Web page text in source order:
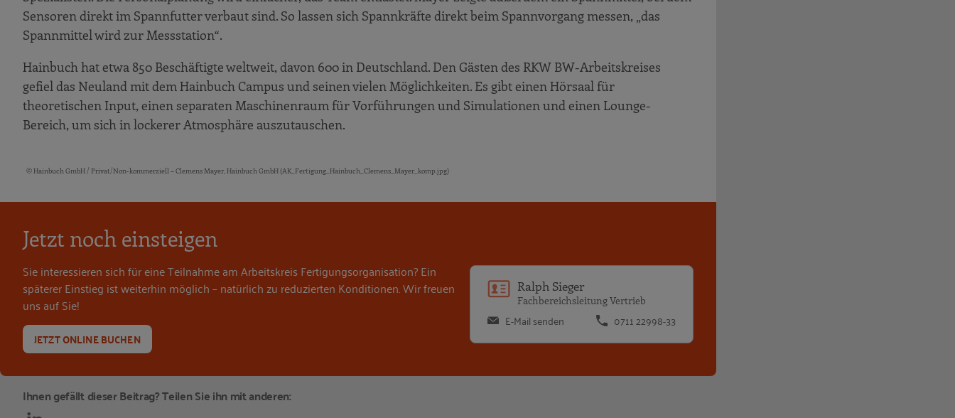
Sensoren direkt im Spannfutter verbaut sind. So lassen sich Spannkräfte direkt beim Spannvorgang messen, „das
Spannmittel wird zur Messstation“.
Hainbuch hat etwa 850 Beschäftigte weltweit, davon 600 in Deutschland. Den Gästen des RKW BW-Arbeitskreises
gefiel das Neuland mit dem Hainbuch Campus und seinen vielen Möglichkeiten. Es gibt einen Hörsaal für
theoretischen Input, einen separaten Maschinenraum für Vorführungen und Simulationen und einen Lounge-
Bereich, um sich in lockerer Atmosphäre auszutauschen.
Bildquellen und Copyright-Hinweise
© Hainbuch GmbH / Privat/Non-kommerziell – Clemens Mayer, Hainbuch GmbH (AK_Fertigung_Hainbuch_Clemens_Mayer_komp.jpg)
Jetzt noch einsteigen
Sie interessieren sich für eine Teilnahme am Arbeitskreis Fertigungsorganisation? Ein
späterer Einstieg ist weiterhin möglich – natürlich zu reduzierten Konditionen. Wir freuen
uns auf Sie!
JETZT ONLINE BUCHEN
Ralph Sieger
Fachbereichsleitung Vertrieb
E-Mail senden 0711 22998-33
Ihnen gefällt dieser Beitrag? Teilen Sie ihn mit anderen: